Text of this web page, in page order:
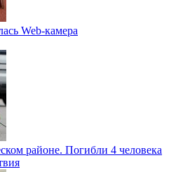
Web-камера
районе. Погибли 4 человека